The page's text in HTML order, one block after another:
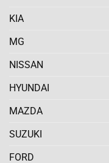
KIA
MG
NISSAN
HYUNDAI
MAZDA
SUZUKI
FORD